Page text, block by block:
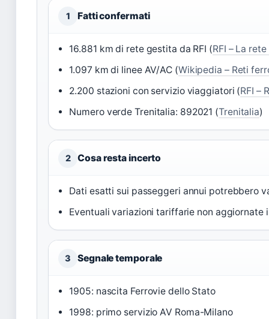
1 Fatti confermati
16.881 km di rete gestita da RFI (RFI – La
1.097 km di linee AV/AC (Wikipedia – Reti
2.200 stazioni con servizio viaggiatori (RFI –
Numero verde Trenitalia: 892021 (Trenitalia)
2 Cosa resta incerto
Dati esatti sui passeggeri annui potrebbero
Eventuali variazioni tariffarie non aggiornate
3 Segnale temporale
1905: nascita Ferrovie dello Stato
1998: primo servizio AV Roma-Milano